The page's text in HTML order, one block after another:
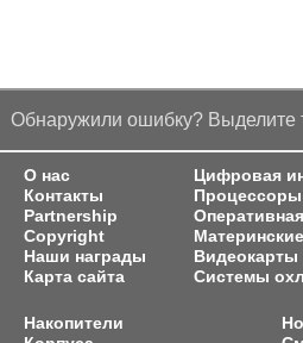
Обнаружили ошибку? Выделите
О нас
Контакты
Partnership
Copyright
Наши награды
Карта сайта
Цифровая
Процессоры
Видеокарты
Системы
Накопители